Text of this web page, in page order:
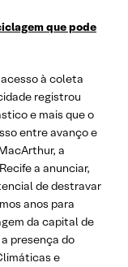
que pode
à coleta
registrou
e mais que o
entre avanço e
a
a anunciar,
de destravar
anos para
da capital de
presença do
e